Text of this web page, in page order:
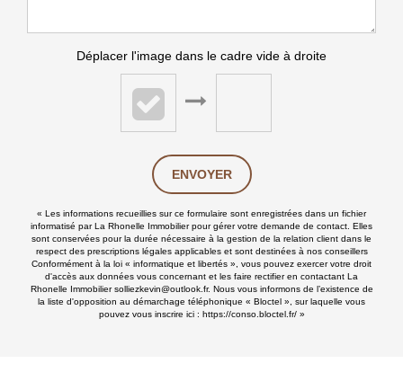
Déplacer l'image dans le cadre vide à droite
ENVOYER
« Les informations recueillies sur ce formulaire sont enregistrées dans un fichier
informatisé par La Rhonelle Immobilier pour gérer votre demande de contact. Elles
sont conservées pour la durée nécessaire à la gestion de la relation client dans le
respect des prescriptions légales applicables et sont destinées à nos conseillers
Conformément à la loi « informatique et libertés », vous pouvez exercer votre droit
d'accès aux données vous concernant et les faire rectifier en contactant La
Rhonelle Immobilier solliezkevin@outlook.fr. Nous vous informons de l’existence de
la liste d'opposition au démarchage téléphonique « Bloctel », sur laquelle vous
pouvez vous inscrire ici : https://conso.bloctel.fr/»